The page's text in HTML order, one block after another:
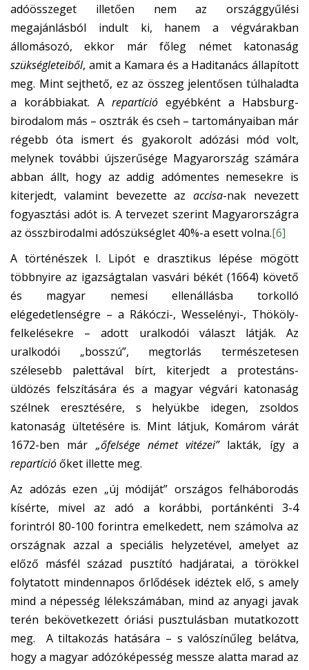
adóösszeget illetően nem az országgyűlési
megajánlásból indult ki, hanem a végvárakban
állomásozó, ekkor már főleg német katonaság
szükségleteiből, amit a Kamara és a Haditanács állapított
meg. Mint sejthető, ez az összeg jelentősen túlhaladta
a korábbiakat. A repartíció egyébként a Habsburg-
birodalom más – osztrák és cseh – tartományaiban már
régebb óta ismert és gyakorolt adózási mód volt,
melynek további újszerűsége Magyarország számára
abban állt, hogy az addig adómentes nemesekre is
kiterjedt, valamint bevezette azaccisa-nak nevezett
fogyasztási adót is. A tervezet szerint Magyarországra
az összbirodalmi adószükséglet 40%-a esett volna.[6]
A történészek I. Lipót e drasztikus lépése mögött
többnyire az igazságtalan vasvári békét (1664) követő
és magyar nemesi ellenállásba torkolló
elégedetlenségre – a Rákóczi-, Wesselényi-, Thököly-
felkelésekre – adott uralkodói választ látják. Az
uralkodói „bosszú”, megtorlás természetesen
szélesebb palettával bírt, kiterjedt a protestáns-
üldözés felszítására és a magyar végvári katonaság
szélnek eresztésére, s helyükbe idegen, zsoldos
katonaság ültetésére is. Mint látjuk, Komárom várát
1672-ben már „őfelsége német vitézei”lakták, így a
repartíció őket illette meg.
Az adózás ezen „új módiját” országos felháborodás
kísérte, mivel az adó a korábbi, portánkénti 3-4
forintról 80-100 forintra emelkedett, nem számolva az
országnak azzal a speciális helyzetével, amelyet az
előző másfél század pusztító hadjáratai, a törökkel
folytatott mindennapos őrlődések idéztek elő, s amely
mind a népesség lélekszámában, mind az anyagi javak
terén bekövetkezett óriási pusztulásban mutatkozott
meg. A tiltakozás hatására – s valószínűleg belátva,
hogy a magyar adózóképesség messze alatta marad az